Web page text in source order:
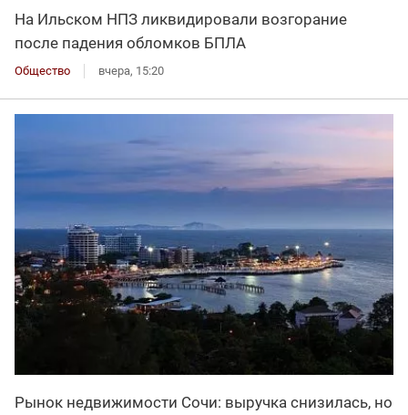
На Ильском НПЗ ликвидировали возгорание
после падения обломков БПЛА
Общество вчера, 15:20
Рынок недвижимости Сочи: выручка снизилась, но